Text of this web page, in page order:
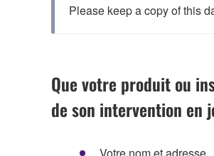
Please keep a copy of this
Que votre produit ou
de son intervention en